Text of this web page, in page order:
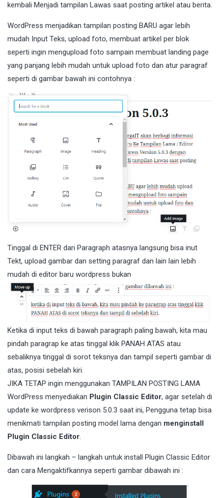
kembali Menjadi tampilan Lawas saat posting artikel atau berita.
WordPress menjadikan tampilan posting BARU agar lebih
mudah Input Teks, upload foto, membuat artikel per blok
seperti ingin mengupload foto sampain membuat landing page
yang panjang lebih mudah untuk upload foto dan atur paragraf
seperti di gambar bawah ini contohnya :
Tinggal di ENTER dari Paragraph atasnya langsung bisa inut
Tekt, upload gambar dan setting paragraf dan lain lain lebih
mudah di editor baru wordpress bukan
Ketika di input teks di bawah paragraph paling bawah, kita mau
pindah paragrap ke atas tinggal klik PANAH ATAS atau
sebaliknya tinggal di sorot teksnya dan tampil seperti gambar di
atas, posisi sebelah kiri.
JIKA TETAP ingin menggunakan TAMPILAN POSTING LAMA
WordPress menyediakan Plugin Classic Editor, agar setelah di
update ke wordpress verison 5.0.3 saat ini, Pengguna tetap bisa
menikmati tampilan posting model lama dengan menginstall
Plugin Classic Editor.
Dibawah ini langkah – langkah untuk install Plugin Classic Editor
dan cara Mengaktifkannya seperti gambar dibawah ini :